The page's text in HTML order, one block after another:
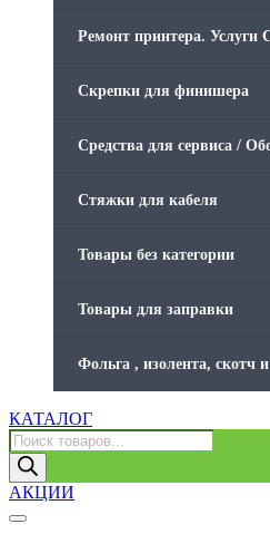
Ремонт принтера. Услуги
Скрепки для финишера
Средства для сервиса /
Стяжки для кабеля
Товары без категории
Товары для заправки
Фольга , изолента, скотч
КАТАЛОГ
Поиск
товаров
АКЦИИ